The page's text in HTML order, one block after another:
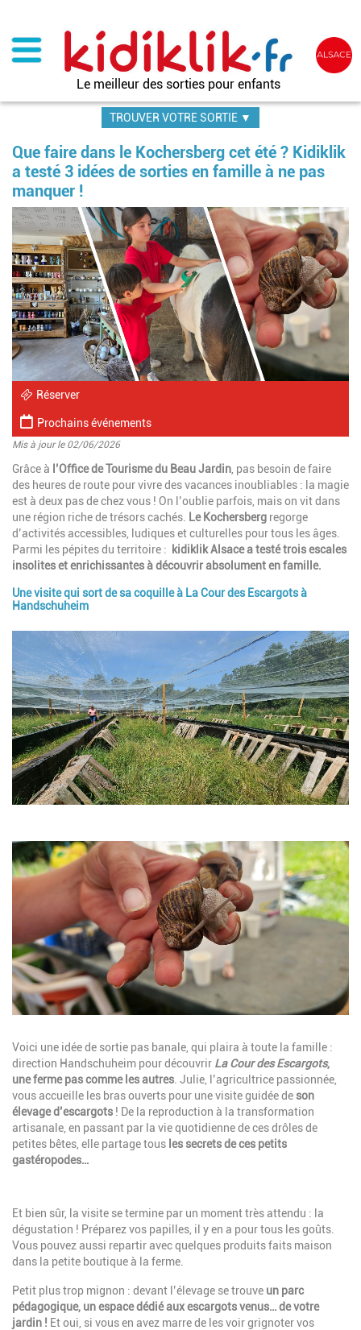
contenu
principal
Le meilleur des sorties pour enfants
TROUVER VOTRE SORTIE ▼
Que faire dans le Kochersberg cet été ? Kidiklik
a testé 3 idées de sorties en famille à ne pas
manquer !
Image
Réserver
Prochains événements
Mis à jour le 02/06/2026
Introduction
Grâce à l’Office de Tourisme du Beau Jardin , pas besoin de faire
des heures de route pour vivre des vacances inoubliables : la magie
est à deux pas de chez vous ! On l’oublie parfois, mais on vit dans
une région riche de trésors cachés.
Le Kochersberg regorge
d’activités accessibles, ludiques et culturelles pour tous les âges.
Parmi les pépites du territoire :
kidiklik Alsace a testé trois escales
insolites et enrichissantes à découvrir absolument en famille.
Paragraphes
Une visite qui sort de sa coquille à La Cour des Escargots à
Handschuheim
Image
Image
Description
Voici une idée de sortie pas banale, qui plaira à toute la famille :
direction Handschuheim pour découvrir La Cour des Escargots,
une ferme pas comme les autres . Julie, l’agricultrice passionnée,
vous accueille les bras ouverts pour une visite guidée deson
élevage d’escargots ! De la reproduction à la transformation
artisanale, en passant par la vie quotidienne de ces drôles de
petites bêtes, elle partage tous les secrets de ces petits
gastéropodes…
Description
Et bien sûr, la visite se termine par un moment très attendu : la
dégustation ! Préparez vos papilles, il y en a pour tous les goûts.
Vous pouvez aussi repartir avec quelques produits faits maison
dans la petite boutique à la ferme.
Petit plus trop mignon : devant l’élevage se trouve un parc
pédagogique, un espace dédié aux escargots venus… de votre
jardin ! Et oui, si vous en avez marre de les voir grignoter vos